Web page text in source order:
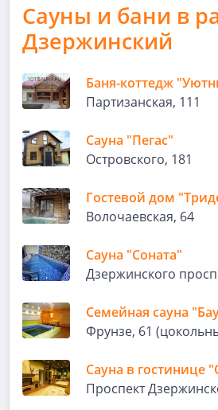
Сауны и бани в
Дзержинский
Баня-коттедж
Партизанская, 111
Сауна "Пегас"
Островского, 181
Гостевой дом
Волочаевская, 64
Сауна "Соната"
Дзержинского
Семейная сауна
Фрунзе, 61
Сауна в гостинице
Проспект